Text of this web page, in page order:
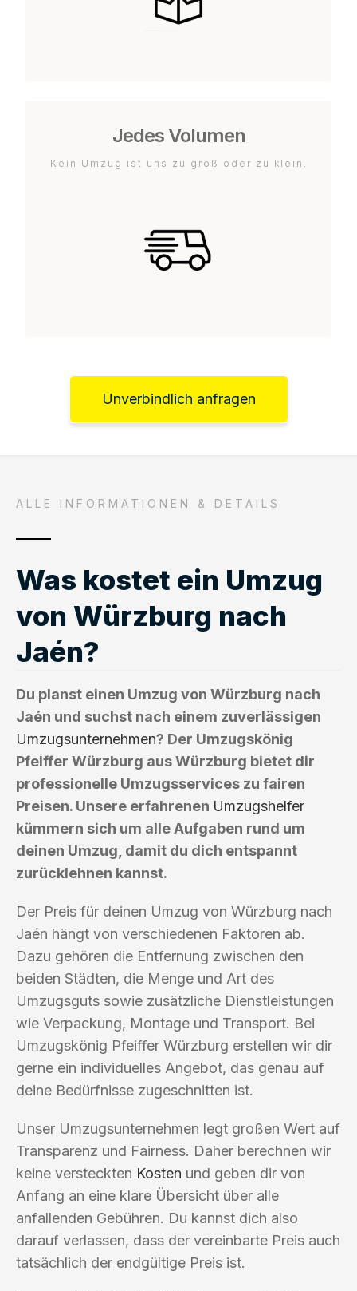
Jedes Volumen
Kein Umzug ist uns zu groß oder zu klein.
Unverbindlich anfragen
ALLE INFORMATIONEN & DETAILS
Was kostet ein Umzug
von Würzburg nach
Jaén?
Du planst einen Umzug von Würzburg nach
Jaén und suchst nach einem zuverlässigen
Umzugsunternehmen? Der Umzugskönig
Pfeiffer Würzburg aus Würzburg bietet dir
professionelle Umzugsservices zu fairen
Preisen. Unsere erfahrenen Umzugshelfer
kümmern sich um alle Aufgaben rund um
deinen Umzug, damit du dich entspannt
zurücklehnen kannst.
Der Preis für deinen Umzug von Würzburg nach
Jaén hängt von verschiedenen Faktoren ab.
Dazu gehören die Entfernung zwischen den
beiden Städten, die Menge und Art des
Umzugsguts sowie zusätzliche Dienstleistungen
wie Verpackung, Montage und Transport. Bei
Umzugskönig Pfeiffer Würzburg erstellen wir dir
gerne ein individuelles Angebot, das genau auf
deine Bedürfnisse zugeschnitten ist.
Unser Umzugsunternehmen legt großen Wert auf
Transparenz und Fairness. Daher berechnen wir
keine versteckten Kosten und geben dir von
Anfang an eine klare Übersicht über alle
anfallenden Gebühren. Du kannst dich also
darauf verlassen, dass der vereinbarte Preis auch
tatsächlich der endgültige Preis ist.